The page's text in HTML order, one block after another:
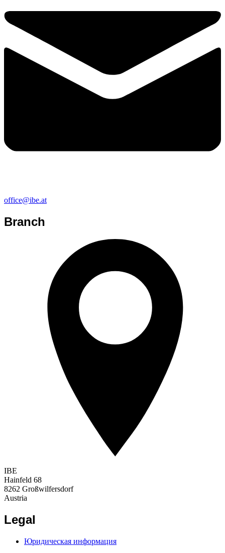
office@ibe.at
Branch
IBE
Hainfeld 68
8262 Großwilfersdorf
Austria
Legal
Юридическая информация